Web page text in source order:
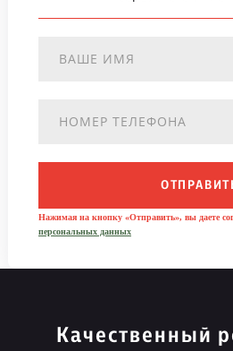
Нажимая на кнопку «Отправить», вы даете
персональных данных
Качественный